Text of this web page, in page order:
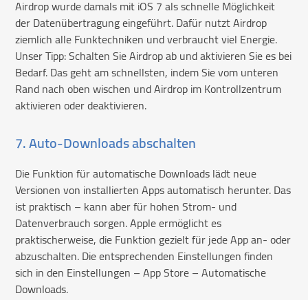
Airdrop wurde damals mit iOS 7 als schnelle Möglichkeit
der Datenübertragung eingeführt. Dafür nutzt Airdrop
ziemlich alle Funktechniken und verbraucht viel Energie.
Unser Tipp: Schalten Sie Airdrop ab und aktivieren Sie es bei
Bedarf. Das geht am schnellsten, indem Sie vom unteren
Rand nach oben wischen und Airdrop im Kontrollzentrum
aktivieren oder deaktivieren.
7. Auto-Downloads abschalten
Die Funktion für automatische Downloads lädt neue
Versionen von installierten Apps automatisch herunter. Das
ist praktisch – kann aber für hohen Strom- und
Datenverbrauch sorgen. Apple ermöglicht es
praktischerweise, die Funktion gezielt für jede App an- oder
abzuschalten. Die entsprechenden Einstellungen finden
sich in den Einstellungen – App Store – Automatische
Downloads.